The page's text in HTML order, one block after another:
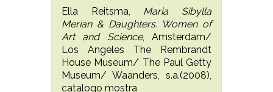
Ella Reitsma, Maria Sibylla
Merian & Daughters. Women of
Art and Science, Amsterdam/
Los Angeles The Rembrandt
House Museum/ The Paul Getty
Museum/ Waanders, s.a.(2008),
catalogo mostra